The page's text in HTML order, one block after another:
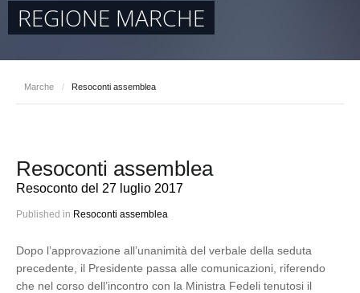
REGIONE MARCHE
Marche / Resoconti assemblea
Resoconti assemblea
Resoconto del 27 luglio 2017
Published in Resoconti assemblea
Dopo l’approvazione all’unanimità del verbale della seduta
precedente, il Presidente passa alle comunicazioni, riferendo
che nel corso dell’incontro con la Ministra Fedeli tenutosi il